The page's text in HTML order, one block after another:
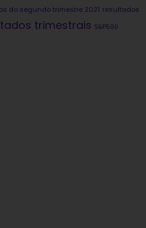
do segundo trimestre 2021 resultados
trimestrais S&P500